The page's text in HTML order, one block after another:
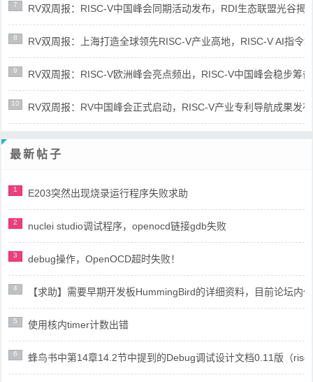
7 RV双周报：RISC-V中国峰会同期活动发布，RDI生态联盟光谷揭
8 RV双周报：上海打造全球领先RISC-V产业高地，RISC-V AI指令
9 RV双周报：RISC-V欧洲峰会亮点频出，RISC-V中国峰会稳步筹
10 RV双周报：RV中国峰会正式启动，RISC-V产业专利导航成果发
最新帖子
1 E203突然出现烧录运行程序失败求助
2 nuclei studio调试程序，openocd链接gdb失败
3 debug操作，OpenOCD超时失败！
4 【求助】需要早期开发板HummingBird的详细资料，目前论坛内
5 使用核内timer计数出错
6 蜂鸟书中第14章14.2节中提到的Debug调试设计文档0.11版（